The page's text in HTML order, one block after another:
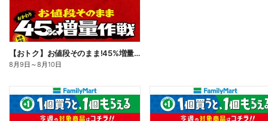
【おトク】お値段そのまま!45%増量作戦!
8月9日 ～8月10日